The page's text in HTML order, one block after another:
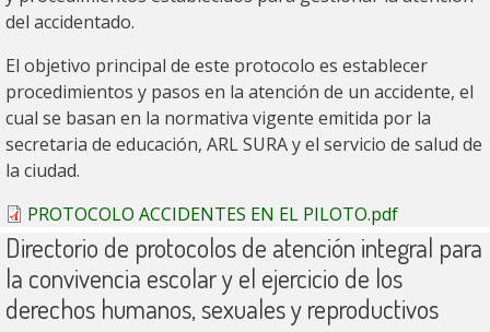
del accidentado.
El objetivo principal de este protocolo es establecer
procedimientos y pasos en la atención de un accidente, el
cual se basan en la normativa vigente emitida por la
secretaria de educación, ARL SURA y el servicio de salud de
la ciudad.
PROTOCOLO ACCIDENTES EN EL PILOTO.pdf
Directorio de protocolos de atención integral para
la convivencia escolar y el ejercicio de los
derechos humanos, sexuales y reproductivos